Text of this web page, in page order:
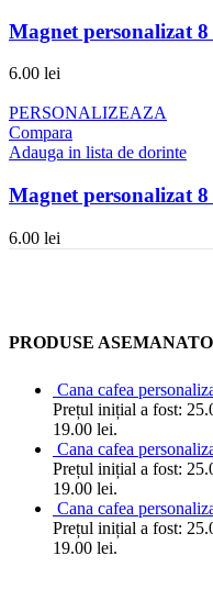
Magnet personalizat
6.00 lei
PERSONALIZEAZA
Compara
Adauga in lista de dorinte
Magnet personalizat
6.00 lei
PRODUSE
Cana cafea
Prețul inițial a fost:
19.00 lei.
Cana cafea
Prețul inițial a fost:
19.00 lei.
Cana cafea
Prețul inițial a fost:
19.00 lei.